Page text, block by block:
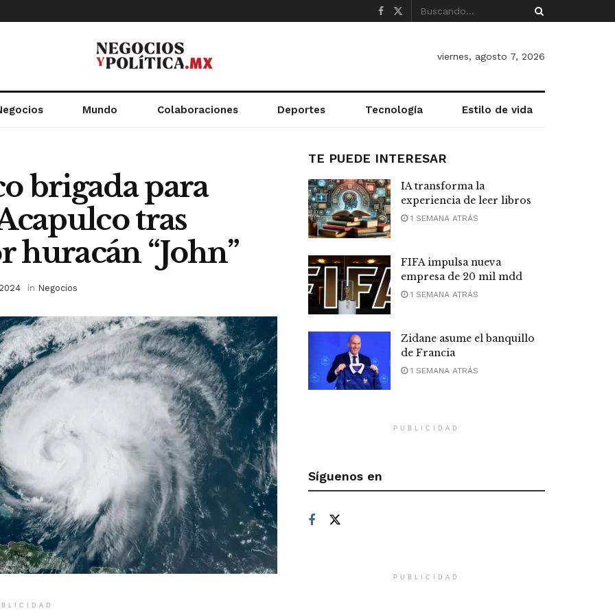
viernes, agosto 7, 2026
Mundo Colaboraciones Deportes Tecnología Estilo de vida
brigada para
tras
“John”
in Negocios
TE PUEDE INTERESAR
IA transforma la
experiencia de leer libros
1 SEMANA ATRÁS
FIFA impulsa nueva
empresa de 20 mil mdd
1 SEMANA ATRÁS
Zidane asume el banquillo
de Francia
1 SEMANA ATRÁS
PUBLICIDAD
Síguenos en
PUBLICIDAD